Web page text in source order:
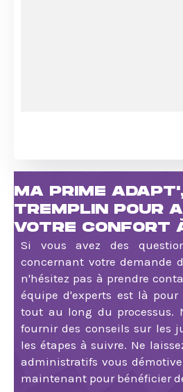
MA PRIME
TREMPLIN POUR
VOTRE CONFORT
Si vous avez des
concernant votre demande
n'hésitez pas à prendre
équipe d'experts est là pour
tout au long du processus.
fournir des conseils sur les
les étapes à suivre. Ne
administratifs vous
maintenant pour bénéficier